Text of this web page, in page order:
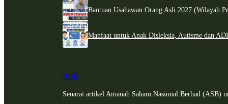
Bantuan Usahawan Orang Asli 2027 (Wilayah
Manfaat untuk Anak Disleksia, Autisme dan
ASB
Senarai artikel Amanah Saham Nasional Berhad (ASB)